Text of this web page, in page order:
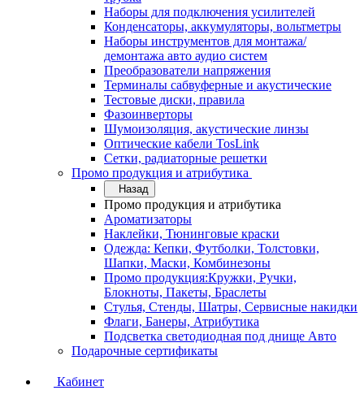
Наборы для подключения усилителей
Конденсаторы, аккумуляторы, вольтметры
Наборы инструментов для монтажа/
демонтажа авто аудио систем
Преобразователи напряжения
Терминалы сабвуферные и акустические
Тестовые диски, правила
Фазоинверторы
Шумоизоляция, акустические линзы
Оптические кабели TosLink
Сетки, радиаторные решетки
Промо продукция и атрибутика
Назад
Промо продукция и атрибутика
Ароматизаторы
Наклейки, Тюнинговые краски
Одежда: Кепки, Футболки, Толстовки,
Шапки, Маски, Комбинезоны
Промо продукция:Кружки, Ручки,
Блокноты, Пакеты, Браслеты
Стулья, Стенды, Шатры, Сервисные накидки
Флаги, Банеры, Атрибутика
Подсветка светодиодная под днище Авто
Подарочные сертификаты
Кабинет